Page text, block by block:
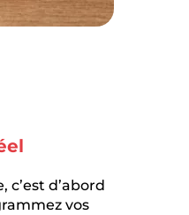
c’est d’abord
vos